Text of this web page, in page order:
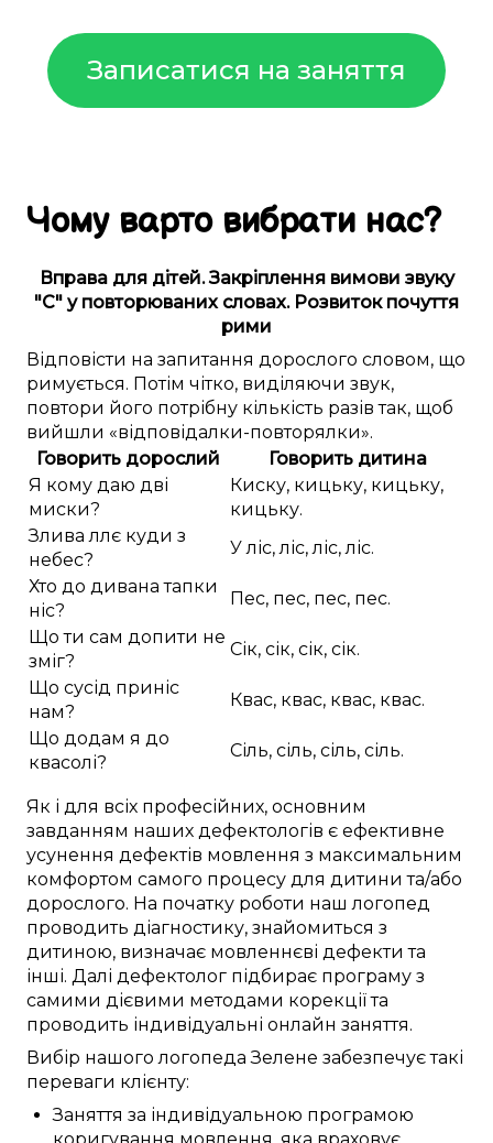
Записатися на заняття
Чому вартовибрати нас?
Вправа для дітей. Закріплення вимови звуку
"С" у повторюваних словах. Розвиток почуття
рими
Відповісти на запитання дорослого словом, що
римується. Потім чітко, виділяючи звук,
повтори його потрібну кількість разів так, щоб
вийшли «відповідалки-повторялки».
Говорить дорослий
Говорить дитина
Я кому даю дві
миски?
Киску, кицьку, кицьку,
кицьку.
Злива ллє куди з
небес?
У ліс, ліс, ліс, ліс.
Хто до дивана тапки
ніс?
Пес, пес, пес, пес.
Що ти сам допити не
зміг?
Сік, сік, сік, сік.
Що сусід приніс
нам?
Квас, квас, квас, квас.
Що додам я до
квасолі?
Сіль, сіль, сіль, сіль.
Як і для всіх професійних, основним
завданням наших дефектологів є ефективне
усунення дефектів мовлення з максимальним
комфортом самого процесу для дитини та/або
дорослого. На початку роботи наш логопед
проводить діагностику, знайомиться з
дитиною, визначає мовленнєві дефекти та
інші. Далі дефектолог підбирає програму з
самими дієвими методами корекціїта
проводить індивідуальні онлайн заняття.
Вибір нашого логопедаЗелене забезпечує такі
переваги клієнту:
Заняття за індивідуальною програмою